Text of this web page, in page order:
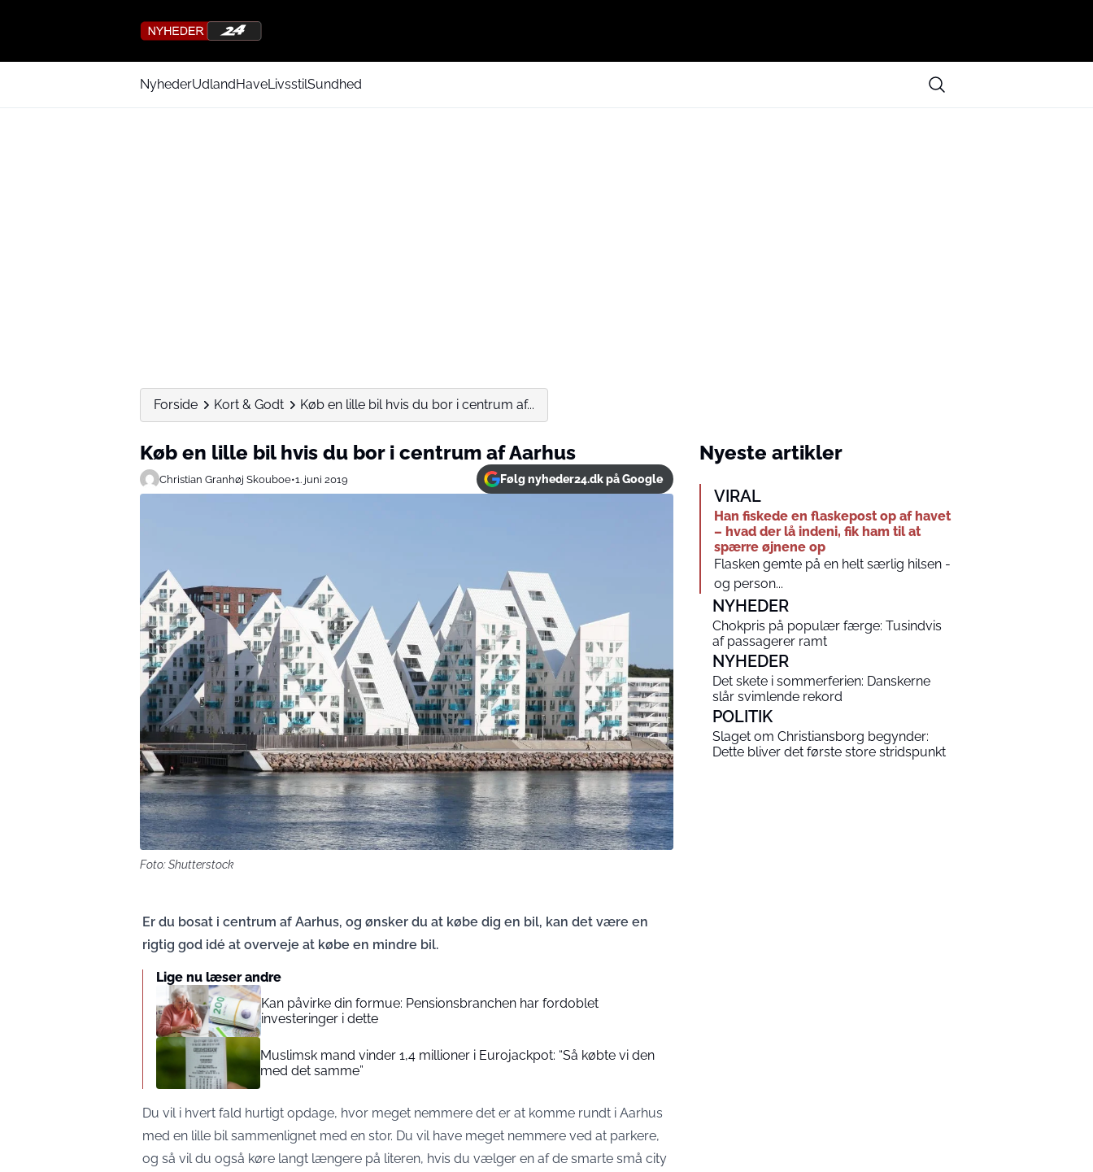
NyhederUdlandHaveLivsstilSundhed
Forside Kort & Godt Køb en lille bil hvis du bor i centrum af...
Køb en lille bil hvis du bor i centrum af Aarhus
Christian Granhøj Skouboe•1. juni 2019 Følg nyheder24.dk på Google
Foto: Shutterstock
Er du bosat i centrum af Aarhus, og ønsker du at købe dig en bil, kan det være en
rigtig god idé at overveje at købe en mindre bil.
Lige nu læser andre
Kan påvirke din formue: Pensionsbranchen har fordoblet
investeringer i dette
Muslimsk mand vinder 1,4 millioner i Eurojackpot: “Så købte vi den
med det samme”
Du vil i hvert fald hurtigt opdage, hvor meget nemmere det er at komme rundt i Aarhus
med en lille bil sammenlignet med en stor. Du vil have meget nemmere ved at parkere,
og så vil du også køre langt længere på literen, hvis du vælger en af de smarte små city
Nyeste artikler
VIRAL
Han fiskede en flaskepost op af havet
– hvad der lå indeni, fik ham til at
spærre øjnene op
Flasken gemte på en helt særlig hilsen -
og person...
NYHEDER
Chokpris på populær færge: Tusindvis
af passagerer ramt
NYHEDER
Det skete i sommerferien: Danskerne
slår svimlende rekord
POLITIK
Slaget om Christiansborg begynder:
Dette bliver det første store stridspunkt